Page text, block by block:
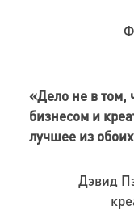
«Дело не в том,
бизнесом и
лучшее из
Дэвид
к